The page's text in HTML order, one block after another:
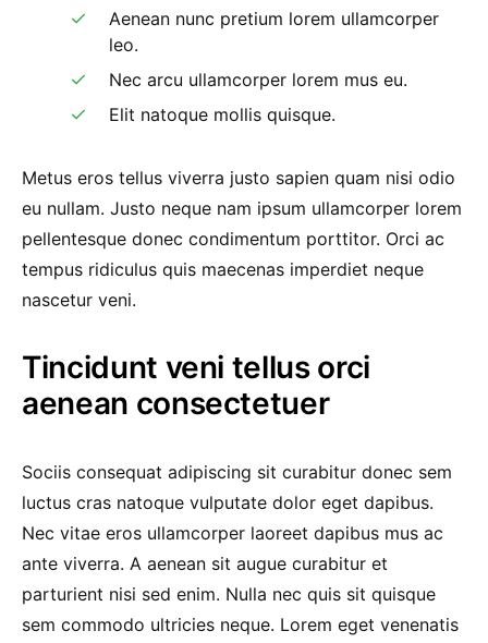
Aenean nunc pretium lorem ullamcorper
leo.
Nec arcu ullamcorper lorem mus eu.
Elit natoque mollis quisque.
Metus eros tellus viverra justo sapien quam nisi odio
eu nullam. Justo neque nam ipsum ullamcorper lorem
pellentesque donec condimentum porttitor. Orci ac
tempus ridiculus quis maecenas imperdiet neque
nascetur veni.
Tincidunt veni tellus orci
aenean consectetuer
Sociis consequat adipiscing sit curabitur donec sem
luctus cras natoque vulputate dolor eget dapibus.
Nec vitae eros ullamcorper laoreet dapibus mus ac
ante viverra. A aenean sit augue curabitur et
parturient nisi sed enim. Nulla nec quis sit quisque
sem commodo ultricies neque. Lorem eget venenatis